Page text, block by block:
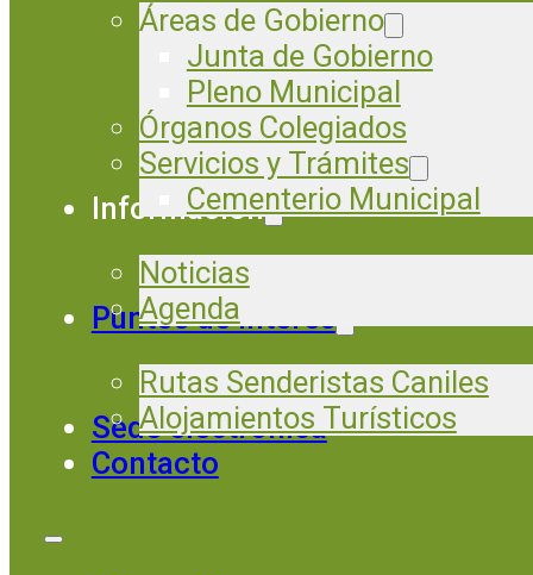
Áreas de Gobierno
Junta de Gobierno
Pleno Municipal
Órganos Colegiados
Servicios y Trámites
Cementerio Municipal
Información
Noticias
Agenda
Puntos de Interés
Rutas Senderistas Caniles
Alojamientos Turísticos
Sede electrónica
Contacto